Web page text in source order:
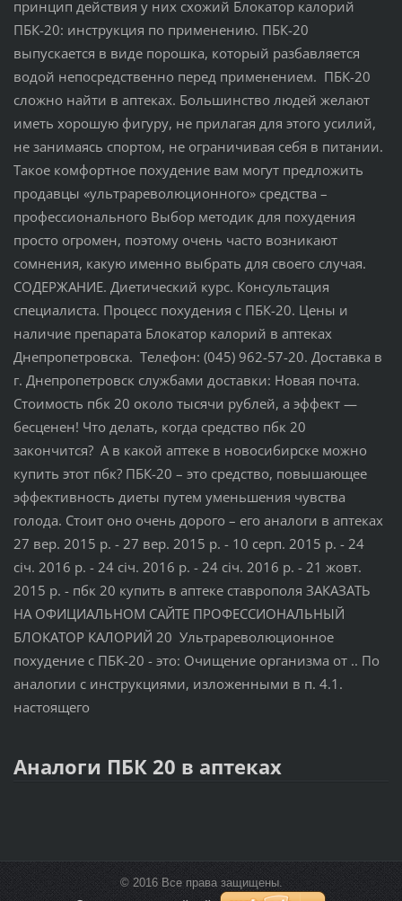
принцип действия у них схожий Блокатор калорий
ПБК-20: инструкция по применению. ПБК-20
выпускается в виде порошка, который разбавляется
водой непосредственно перед применением. ПБК-20
сложно найти в аптеках. Большинство людей желают
иметь хорошую фигуру, не прилагая для этого усилий,
не занимаясь спортом, не ограничивая себя в питании.
Такое комфортное похудение вам могут предложить
продавцы «ультрареволюционного» средства –
профессионального Выбор методик для похудения
просто огромен, поэтому очень часто возникают
сомнения, какую именно выбрать для своего случая.
СОДЕРЖАНИЕ. Диетический курс. Консультация
специалиста. Процесс похудения с ПБК-20. Цены и
наличие препарата Блокатор калорий в аптеках
Днепропетровска. Телефон: (045) 962-57-20. Доставка в
г. Днепропетровск службами доставки: Новая почта.
Стоимость пбк 20 около тысячи рублей, а эффект —
бесценен! Что делать, когда средство пбк 20
закончится? А в какой аптеке в новосибирске можно
купить этот пбк? ПБК-20 – это средство, повышающее
эффективность диеты путем уменьшения чувства
голода. Стоит оно очень дорого – его аналоги в аптеках
27 вер. 2015 р. - 27 вер. 2015 р. - 10 серп. 2015 р. - 24
січ. 2016 р. - 24 січ. 2016 р. - 24 січ. 2016 р. - 21 жовт.
2015 р. - пбк 20 купить в аптеке ставрополя ЗАКАЗАТЬ
НА ОФИЦИАЛЬНОМ САЙТЕ ПРОФЕССИОНАЛЬНЫЙ
БЛОКАТОР КАЛОРИЙ 20 Ультрареволюционное
похудение с ПБК-20 - это: Очищение организма от .. По
аналогии с инструкциями, изложенными в п. 4.1.
настоящего
Аналоги ПБК 20 в аптеках
© 2016 Все права защищены.